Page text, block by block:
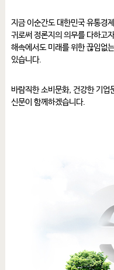
지금 이순간도 대한민국 유통경
귀로써 정론지의 의무를 다하고
해속에서도 미래를 위한 끊임없
있습니다.
바람직한 소비문화, 건강한 기업
신문이 함께하겠습니다.